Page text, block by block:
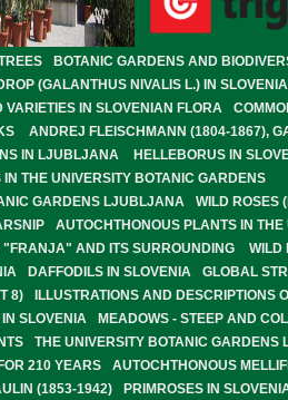
BOTANIC GARDENS AND
(GALANTHUS NIVALIS L.) IN SLOVENIA
VARIETIES IN SLOVENIAN FLORA
ANDREJ FLEISCHMANN (1804-1867),
IN LJUBLJANA
HELLEBORUS IN
THE UNIVERSITY BOTANIC GARDENS
GARDENS LJUBLJANA
WILD ROSES
AUTOCHTHONOUS PLANTS IN
"FRANJA" AND ITS SURROUNDING
WILD
DAFFODILS IN SLOVENIA
GLOBAL
8)
ILLUSTRATIONS AND DESCRIPTIONS
SLOVENIA
MEADOWS - STEEP AND
THE UNIVERSITY BOTANIC GARDENS
210 YEARS
AUTOCHTHONOUS
(1853-1942)
PRIMROSES IN